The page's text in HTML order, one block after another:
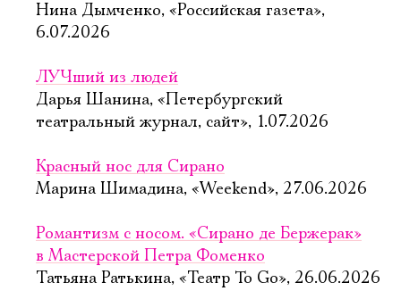
Нина Дымченко, «Российская газета»,
6.07.2026
ЛУЧший из людей
Дарья Шанина, «Петербургский
театральный журнал, сайт», 1.07.2026
Красный нос для Сирано
Марина Шимадина, «Weekend», 27.06.2026
Романтизм с носом. «Сирано де Бержерак»
в Мастерской Петра Фоменко
Татьяна Ратькина, «Театр To Go», 26.06.2026